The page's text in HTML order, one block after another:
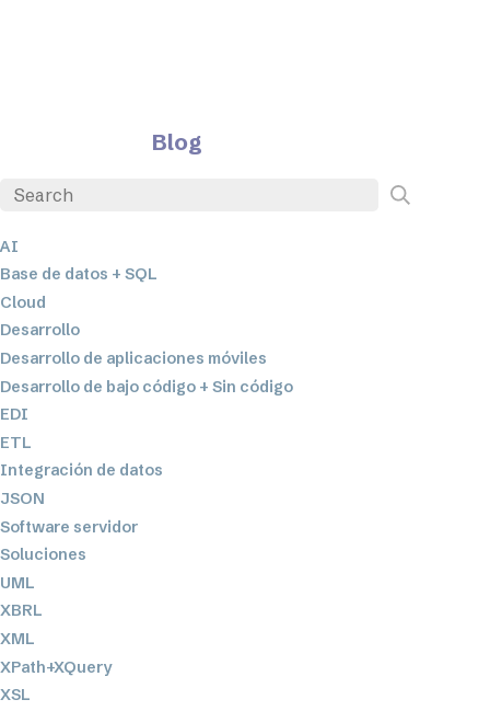
Blog
AI
Base de datos + SQL
Cloud
Desarrollo
Desarrollo de aplicaciones móviles
Desarrollo de bajo código + Sin código
EDI
ETL
Integración de datos
JSON
Software servidor
Soluciones
UML
XBRL
XML
XPath+XQuery
XSL